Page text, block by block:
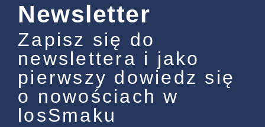
Newsletter
Zapisz się do
newslettera i jako
pierwszy dowiedz się
o nowościach w
losSmaku